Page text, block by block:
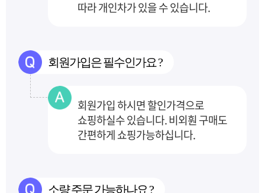
따라 개인차가 있을 수 있습니다.
회원가입은 필수인가요 ?
회원가입 하시면 할인가격으로
쇼핑하실수 있습니다. 비외훤 구매도
간편하게 쇼핑가능하십니다.
소량 주문 가능하나요 ?